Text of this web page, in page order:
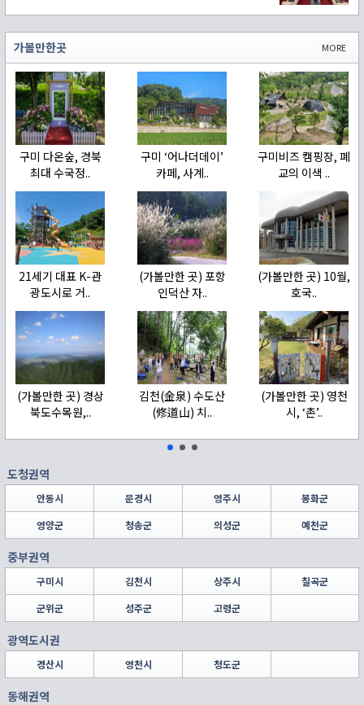
MORE
가볼만한곳
구미 다온숲, 경북
최대 수국정..
구미 ‘어나더데이’
카페, 사계..
구미비즈 캠핑장, 폐
교의 이색 ..
21세기 대표 K-관
광도시로 거..
(가볼만한 곳) 포항
인덕산 자..
(가볼만한 곳) 10월,
호국..
(가볼만한 곳) 경상
북도수목원,..
김천(金泉) 수도산
(修道山) 치..
(가볼만한 곳) 영천
시, ‘촌’..
도청권역
안동시 문경시 영주시
봉화군
영양군
청송군 의성군 예천군
중부권역
구미시 김천시 상주시
칠곡군
군위군
성주군 고령군
광역도시권
경산시 영천시 청도군
동해권역